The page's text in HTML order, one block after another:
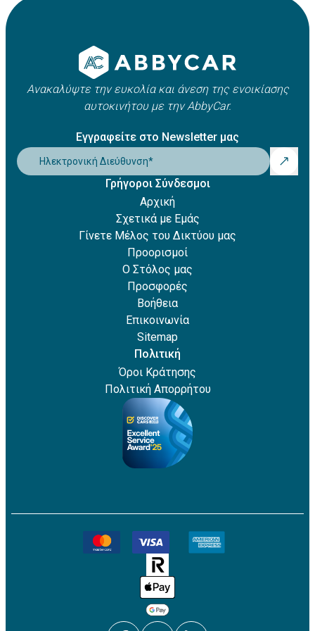
Apple Pay
νέους οδηγούς.
Ανακαλύψτε την ευκολία και άνεση της ενοικίασης
αυτοκινήτου με την AbbyCar.
Εγγραφείτε στο Newsletter μας
Ηλεκτρονική Διεύθυνση*
Γρήγοροι Σύνδεσμοι
Αρχική
Σχετικά με Εμάς
Γίνετε Μέλος του Δικτύου μας
Προορισμοί
Ο Στόλος μας
Προσφορές
Βοήθεια
Επικοινωνία
Sitemap
Πολιτική
Όροι Κράτησης
Πολιτική Απορρήτου